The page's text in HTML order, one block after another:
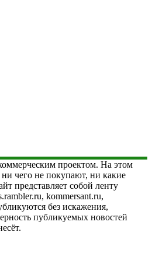
проектом. На этом
чего не покупают, ни какие
представляет собой ленту
kommersant.ru,
без искажения,
публикуемых новостей